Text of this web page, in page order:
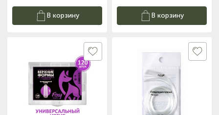
В корзину В корзину